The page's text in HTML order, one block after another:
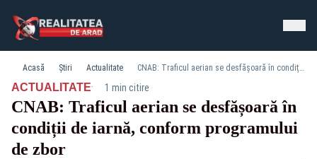
Acasă Știri Actualitate CNAB: Traficul aerian se desfășoară în condiții de iarnă, conform programului de zbor
ACTUALITATE· 1 min citire
CNAB: Traficul aerian se desfășoară în
condiții de iarnă, conform programului
de zbor